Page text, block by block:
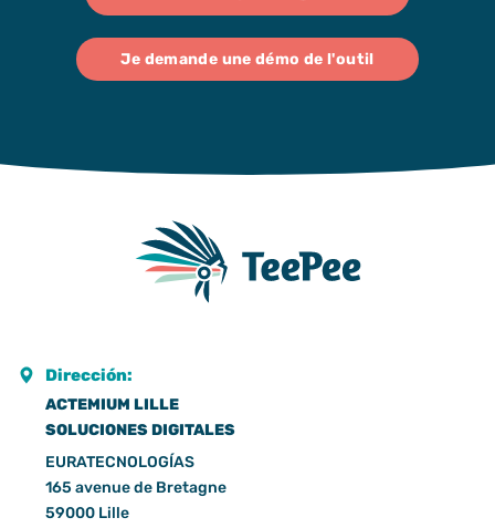
Je demande une démo de l'outil
Dirección:
ACTEMIUM LILLE
SOLUCIONES DIGITALES
EURATECNOLOGÍAS
165 avenue de Bretagne
59000 Lille